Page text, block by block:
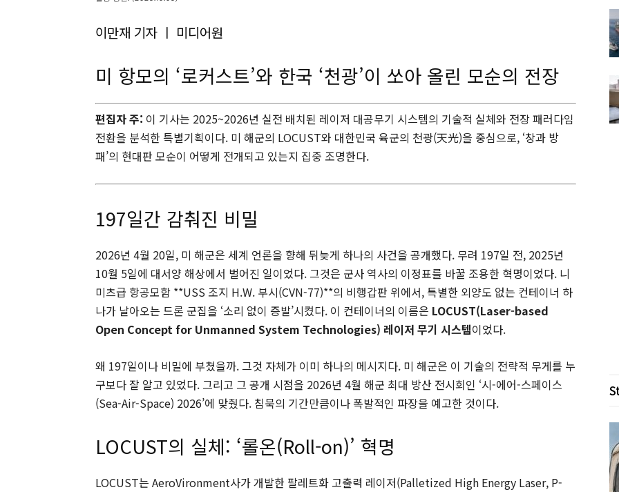
이만재 기자 ㅣ 미디어원
미 항모의 ‘로커스트’와 한국 ‘천광’이 쏘아 올린 모순의 전장
편집자 주: 이 기사는 2025~2026년 실전 배치된 레이저 대공무기 시스템의 기술적 실체와 전장 패러다임
전환을 분석한 특별기획이다. 미 해군의 LOCUST와 대한민국 육군의 천광(天光)을 중심으로, ‘창과 방
패’의 현대판 모순이 어떻게 전개되고 있는지 집중 조명한다.
197일간 감춰진 비밀
2026년 4월 20일, 미 해군은 세계 언론을 향해 뒤늦게 하나의 사건을 공개했다. 무려 197일 전, 2025년
10월 5일에 대서양 해상에서 벌어진 일이었다. 그것은 군사 역사의 이정표를 바꿀 조용한 혁명이었다. 니
미츠급 항공모함 **USS 조지 H.W. 부시(CVN-77)**의 비행갑판 위에서, 특별한 외양도 없는 컨테이너 하
나가 날아오는 드론 군집을 ‘소리 없이 증발’시켰다. 이 컨테이너의 이름은 LOCUST(Laser-based
Open Concept for Unmanned System Technologies) 레이저 무기 시스템이었다.
왜 197일이나 비밀에 부쳤을까. 그것 자체가 이미 하나의 메시지다. 미 해군은 이 기술의 전략적 무게를 누
구보다 잘 알고 있었다. 그리고 그 공개 시점을 2026년 4월 해군 최대 방산 전시회인 ‘시-에어-스페이스
(Sea-Air-Space) 2026’에 맞췄다. 침묵의 기간만큼이나 폭발적인 파장을 예고한 것이다.
LOCUST의 실체: ‘롤온(Roll-on)’ 혁명
LOCUST는 AeroVironment사가 개발한 팔레트화 고출력 레이저(Palletized High Energy Laser, P-